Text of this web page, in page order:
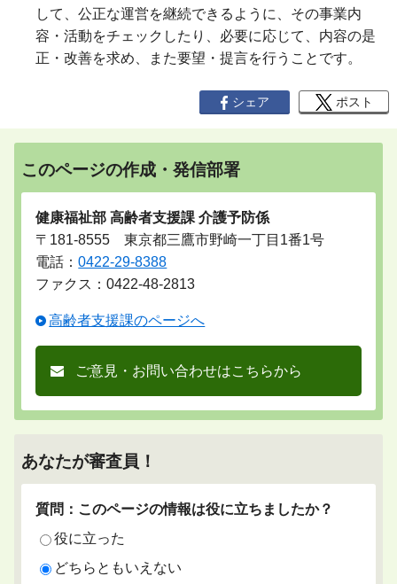
して、公正な運営を継続できるように、その事業内
容・活動をチェックしたり、必要に応じて、内容の是
正・改善を求め、また要望・提言を行うことです。
シェア ポスト
このページの作成・発信部署
健康福祉部 高齢者支援課 介護予防係
〒181-8555 東京都三鷹市野崎一丁目1番1号
電話：0422-29-8388
ファクス：0422-48-2813
高齢者支援課のページへ
ご意見・お問い合わせはこちらから
あなたが審査員！
質問：このページの情報は役に立ちましたか？
役に立った
どちらともいえない